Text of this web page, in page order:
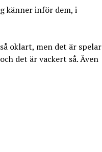
känner inför dem, i
oklart, men det är spelar
det är vackert så. Även